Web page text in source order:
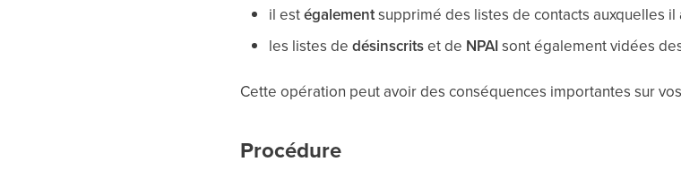
il estégalementsupprimé des listes de contacts auxquelles il
les listes de désinscritset de NPAIsont également vidées
Cette opération peut avoir des conséquences importantes sur
Procédure